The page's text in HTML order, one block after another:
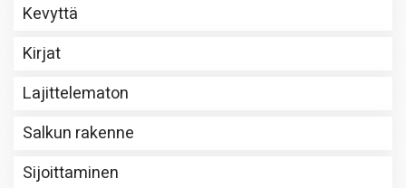
Kevyttä
Kirjat
Lajittelematon
Salkun rakenne
Sijoittaminen